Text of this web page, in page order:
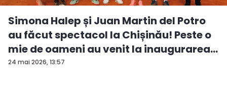
24 mai 2026, 13:57
Simona Halep și Juan Martin del Potro
au făcut spectacol la Chișinău! Peste o
mie de oameni au venit la inaugurarea
...